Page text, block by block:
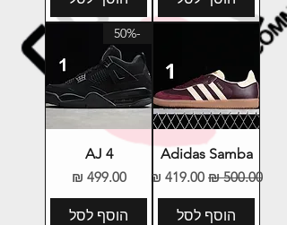
Adidas Samba
מחיר רגילמחיר מבצע
הוסף לסל
-50%
AJ 4
מחיר‏499.00 ‏₪
הוסף לסל